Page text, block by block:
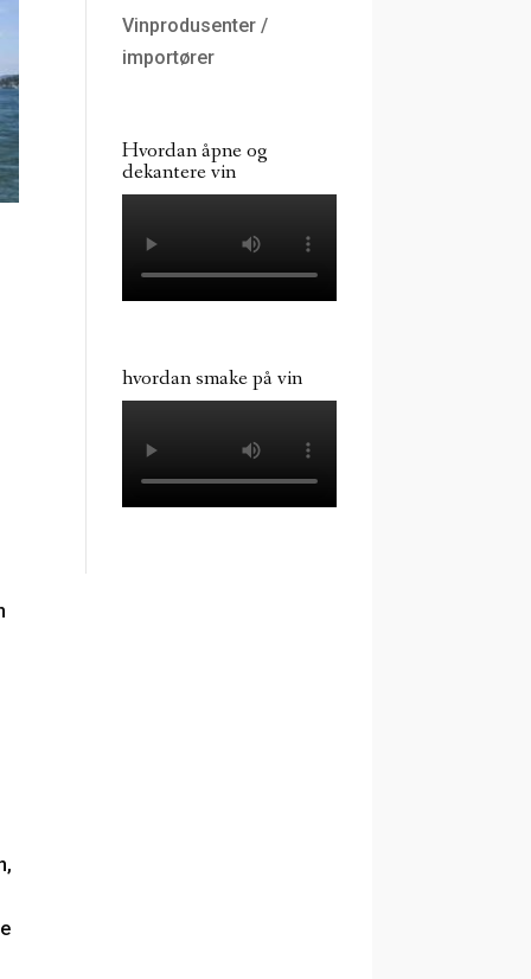
Vinprodusenter /
importører
Hvordan åpne og
dekantere vin
hvordan smake på vin